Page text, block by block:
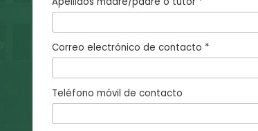
Correo electrónico de contacto *
Teléfono móvil de contacto